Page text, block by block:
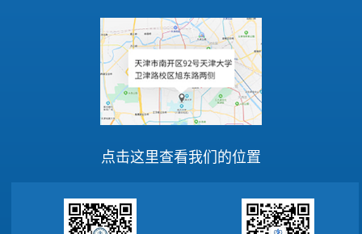
点击这里查看我们的位置